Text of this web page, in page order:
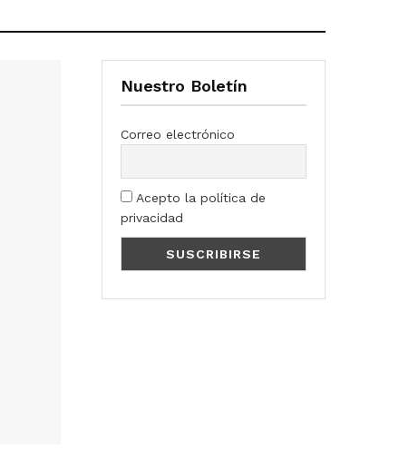
Nuestro Boletín
Correo electrónico
Acepto la política de
privacidad